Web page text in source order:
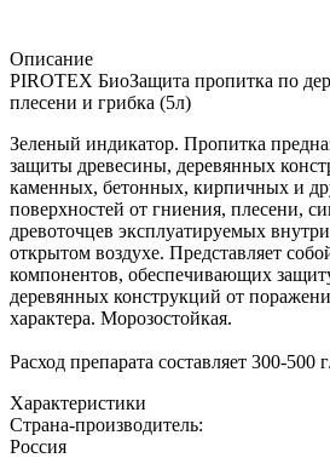
Описание
PIROTEX БиоЗащита пропитка по
плесени и грибка (5л)
Зеленый индикатор. Пропитка
защиты древесины, деревянных
каменных, бетонных, кирпичных и
поверхностей от гниения, плесени,
древоточцев эксплуатируемых
открытом воздухе. Представляет
компонентов, обеспечивающих
деревянных конструкций от
характера. Морозостойкая.
Расход препарата составляет 300-500
Характеристики
Страна-производитель:
Россия